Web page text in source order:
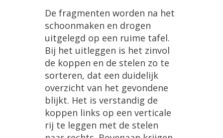
De fragmenten worden na het
schoonmaken en drogen
uitgelegd op een ruime tafel.
Bij het uitleggen is het zinvol
de koppen en de stelen zo te
sorteren, dat een duidelijk
overzicht van het gevondene
blijkt. Het is verstandig de
koppen links op een verticale
rij te leggen met de stelen